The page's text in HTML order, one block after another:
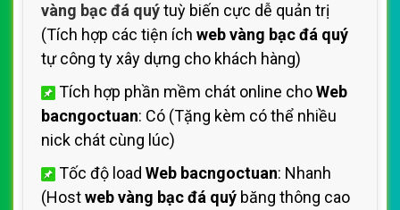
vàng bạc đá quýtuỳ biến cực dễ quản trị
(Tích hợp các tiện ích web vàng bạc đá quý
tự công ty xây dựng cho khách hàng)
Tích hợp phần mềm chát online choWeb
bacngoctuan: Có (Tặng kèm có thể nhiều
nick chát cùng lúc)
Tốc độ load Web bacngoctuan: Nhanh
(Hostweb vàng bạc đá quý băng thông cao